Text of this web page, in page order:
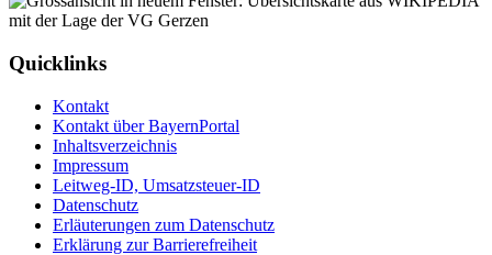
Quicklinks
Kontakt
Kontakt über BayernPortal
Inhaltsverzeichnis
Impressum
Leitweg-ID, Umsatzsteuer-ID
Datenschutz
Erläuterungen zum Datenschutz
Erklärung zur Barrierefreiheit